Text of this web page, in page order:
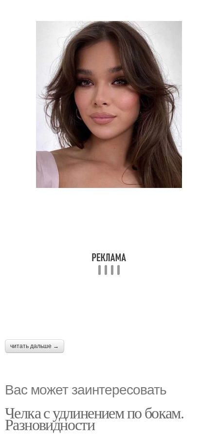
читать дальше →
Вас может заинтересовать
Челка с удлинением по бокам.
Разновидности